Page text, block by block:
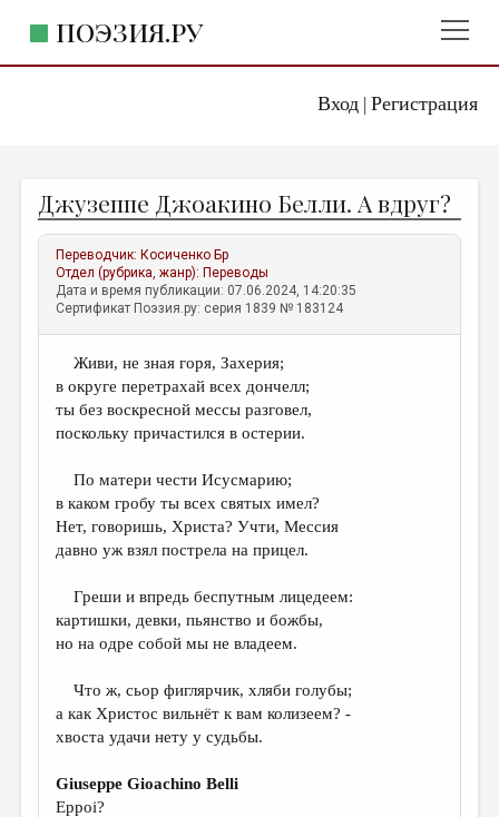
Вход| Регистрация
ПОЭЗИЯ.РУ
ЖАНРЫ
АВТОРЫ
КОММЕНТАРИИ
ЛИТСАЛОН
НОВОСТИ
ПРАВИЛА САЙТА
ИЗБРАННОЕ
ДАЙДЖЕСТ
ПЕРЕВОДЫ
КОНКУРСЫ
ДЕТСКАЯ КОМНАТА
КНИЖНАЯ ПОЛКА
СТРАНИЦЫ ПАМЯТИ
Джузеппе Джоакино Белли. А вдруг?
Переводчик: Косиченко Бр
Отдел (рубрика, жанр): Переводы
Дата и время публикации: 07.06.2024, 14:20:35
Сертификат Поэзия.ру: серия 1839 № 183124
Живи, не зная горя, Захерия;
в округе перетрахай всех дончелл;
ты без воскресной мессы разговел,
поскольку причастился в остерии.
По матери чести Исусмарию;
в каком гробу ты всех святых имел?
Нет, говоришь, Христа? Учти, Мессия
давно уж взял пострела на прицел.
Греши и впредь беспутным лицедеем:
картишки, девки, пьянство и божбы,
но на одре собой мы не владеем.
Что ж, сьор фиглярчик, хляби голубы;
а как Христос вильнёт к вам колизеем? -
хвоста удачи нету у судьбы.
Giuseppe Gioachino Belli
Eppoi?